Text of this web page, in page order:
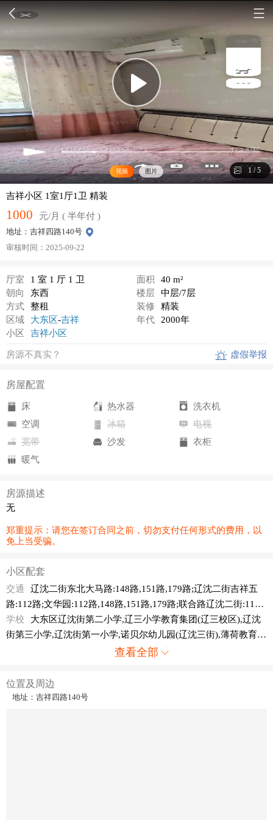
1 /5
视频 图片
吉祥小区 1室1厅1卫 精装
1000 元/月 ( 半年付 )
地址：吉祥四路140号
审核时间：2025-09-22
厅室 1 室 1 厅 1 卫 面积
40 m²
朝向
东西 楼层
中层/7层
方式
整租 装修
精装
区域
大东区-吉祥 年代
2000年
小区
吉祥小区
房源不真实？ 虚假举报
房屋配置
床 热水器
洗衣机
空调
冰箱
电视
宽带
沙发
衣柜
暖气
房源描述
无
郑重提示：请您在签订合同之前，切勿支付任何形式的费用，以
免上当受骗。
小区配套
交通
辽沈二街东北大马路:148路,151路,179路;辽沈二街吉祥五
路:112路;文华园:112路,148路,151路,179路;联合路辽沈二街:115
路,126路,177路,253路,256路,258路,289路;大北边门:211路,213
路,221路,229路,258路,259路,298路
学校
大东区辽沈街第二小学,辽三小学教育集团(辽三校区),辽沈
街第三小学,辽沈街第一小学,诺贝尔幼儿园(辽沈三街),薄荷教育,
正大幼儿园,学前教育,欣颖双语幼儿园,瑞乐宝贝托管中心
查看全部
位置及周边
地址：吉祥四路140号